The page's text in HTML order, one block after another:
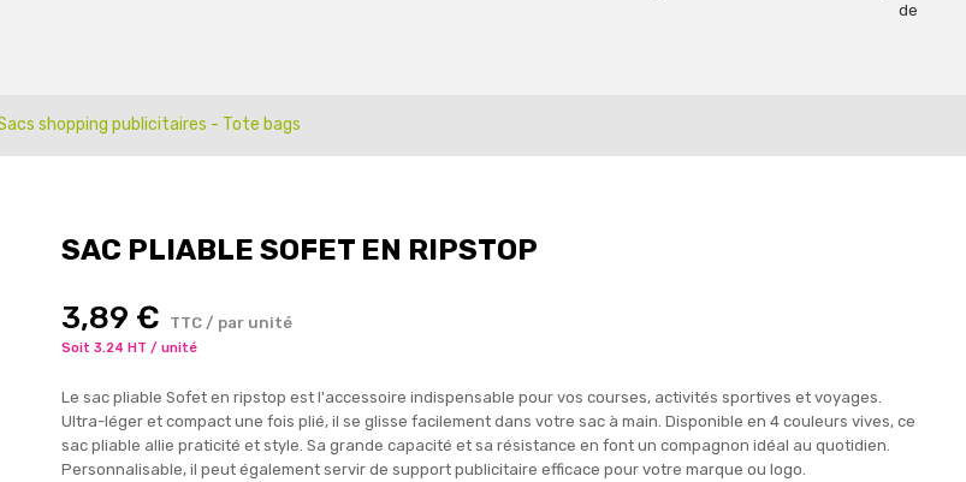
de
shopping publicitaires - Tote bags
SAC PLIABLE SOFET EN RIPSTOP
3,89 € TTC / par unité
Soit 3.24 HT / unité
Le sac pliable Sofet en ripstop est l'accessoire indispensable pour vos courses, activités sportives et voyages.
Ultra-léger et compact une fois plié, il se glisse facilement dans votre sac à main. Disponible en 4 couleurs vives, ce
sac pliable allie praticité et style. Sa grande capacité et sa résistance en font un compagnon idéal au quotidien.
Personnalisable, il peut également servir de support publicitaire efficace pour votre marque ou logo.